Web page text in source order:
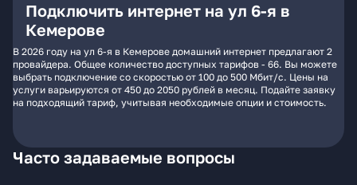
Подключить интернет на ул 6-я в
Кемерове
В 2026 году на ул 6-я в Кемерове домашний интернет предлагают 2
провайдера. Общее количество доступных тарифов - 66. Вы можете
выбрать подключение со скоростью от 100 до 500 Мбит/с. Цены на
услуги варьируются от 450 до 2050 рублей в месяц. Подайте заявку
на подходящий тариф, учитывая необходимые опции и стоимость.
Часто задаваемые вопросы